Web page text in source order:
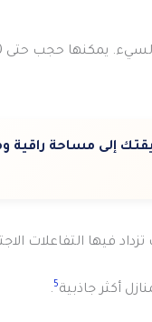
إلى مساحة راقية
فيها التفاعلات
أكثر جاذبية5
.